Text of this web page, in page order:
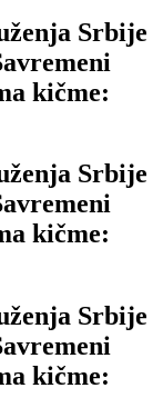
Srbije
kičme:
Srbije
kičme:
Srbije
kičme: